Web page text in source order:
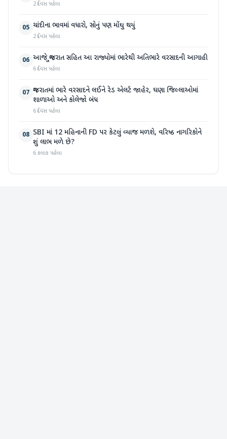
2 દિવસ પહેલા
05 ચાંદીના ભાવમાં વધારો, સોનું પણ મોંઘુ થયું
2 દિવસ પહેલા
06 આજે ગુજરાત સહિત આ રાજ્યોમાં ભારેથી અતિભારે વરસાદની આગાહી
6 દિવસ પહેલા
07 ગુજરાતમાં ભારે વરસાદને લઈને રેડ એલર્ટ જાહેર, ઘણા જિલ્લાઓમાં
શાળાઓ અને કોલેજો બંધ
6 દિવસ પહેલા
08 SBI માં 12 મહિનાની FD પર કેટલું વ્યાજ મળશે, વરિષ્ઠ નાગરિકોને
શું લાભ મળે છે?
6 કલાક પહેલા